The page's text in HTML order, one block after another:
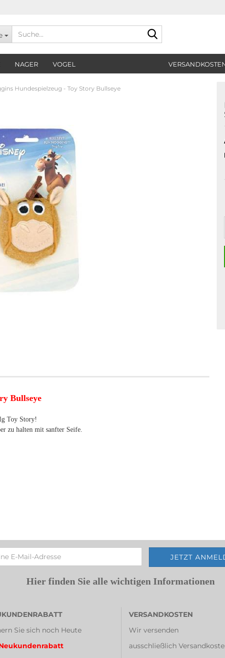
NAGER VOGEL
Hundespielzeug - Toy Story Bullseye
Bullseye
Toy Story!
zu halten mit sanfter Seife.
Hier finden Sie alle wichtigen Informationen
Sie sich noch Heute
VERSANDKOSTEN
Wir versenden
ausschließlich